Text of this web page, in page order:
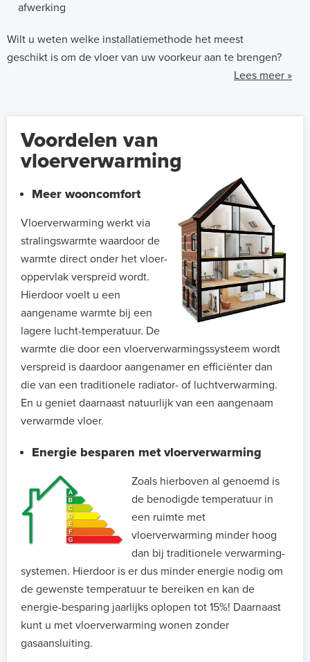
afwerking
Wilt u weten welke installatiemethode het meest
geschikt is om de vloer van uw voorkeur aan te brengen?
Lees meer »
Voordelen van
vloerverwarming
Meer wooncomfort
Vloerverwarming werkt via
stralingswarmte waardoor de
warmte direct onder het vloer-
oppervlak verspreid wordt.
Hierdoor voelt u een
aangename warmte bij een
lagere lucht-temperatuur. De
warmte die door een vloerverwarmingssysteem wordt
verspreid is daardoor aangenamer en efficiënter dan
die van een traditionele radiator- of luchtverwarming.
En u geniet daarnaast natuurlijk van een aangenaam
verwarmde vloer.
Energie besparen met vloerverwarming
Zoals hierboven al genoemd is
de benodigde temperatuur in
een ruimte met
vloerverwarming minder hoog
dan bij traditionele verwarming-
systemen. Hierdoor is er dus minder energie nodig om
de gewenste temperatuur te bereiken en kan de
energie-besparing jaarlijks oplopen tot 15%! Daarnaast
kunt u met vloerverwarming wonen zonder
gasaansluiting.